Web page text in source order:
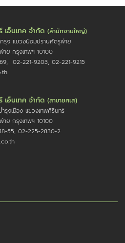
เอ็นเทค จำกัด (สำนักงานใหญ่)
ง แขวงป้อมปราบศัตรูพ่าย
าย กรุงเทพฯ 10100
02-221-9203, 02-221-9215
เอ็นเทค จำกัด (สาขายศเส)
งเมือง แขวงเทพศิรินทร์
าย กรุงเทพฯ 10100
55, 02-225-2830-2